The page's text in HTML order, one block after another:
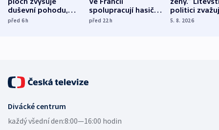
duševní pohodu,
ukázala
před 6h
spolupracují hasiči z
různých zemí
před 22h
politici
dohodu o
5. 8. 2026
Divácké centrum
každý všední den:8:00—16:00 hodin